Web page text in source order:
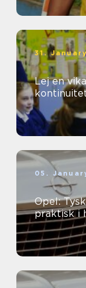
31.
Lej en vikar sådan skaber du
05.
Opel:
praktisk i